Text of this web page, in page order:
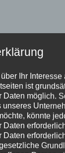
Ihr
ist
Daten möglich.
unseres
könnte
Daten
Daten